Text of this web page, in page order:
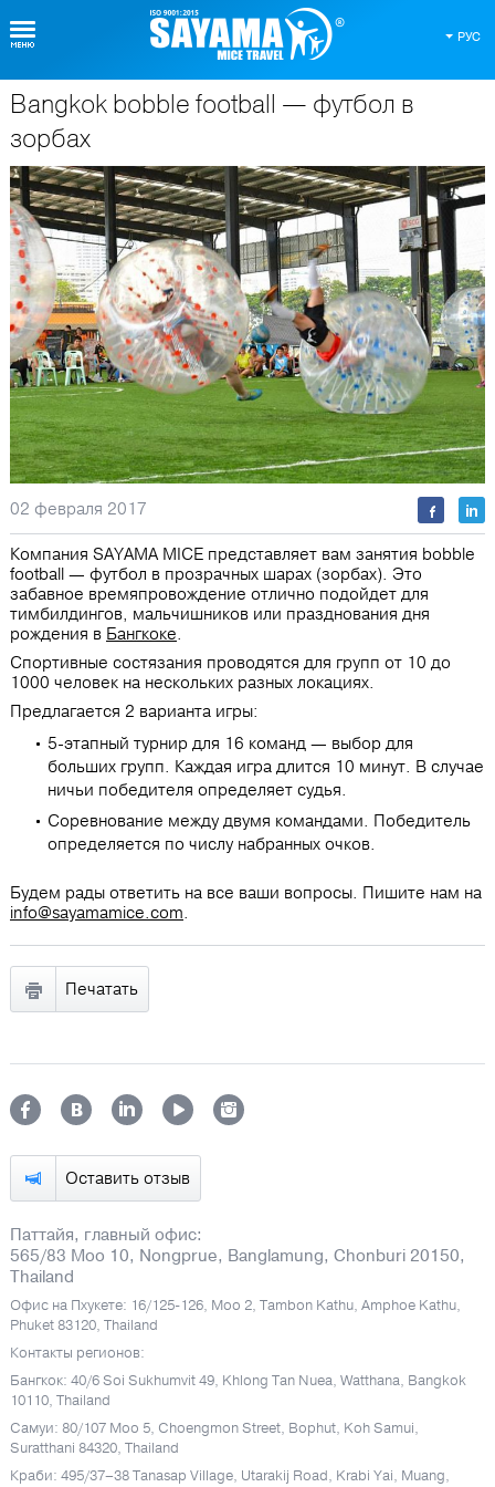
РУС
О Таиланде
Оставить отзыв
Паттайя, главный офис:
565/83 Moo 10, Nongprue, Banglamung, Chonburi 20150,
Thailand
Офис на Пхукете: 16/125-126, Moo 2, Tambon Kathu, Amphoe Kathu,
Phuket 83120, Thailand
Контакты регионов:
Бангкок: 40/6 Soi Sukhumvit 49, Khlong Tan Nuea, Watthana, Bangkok
10110, Thailand
Самуи: 80/107 Moo 5, Choengmon Street, Bophut, Koh Samui,
Suratthani 84320, Thailand
Краби: 495/37–38 Tanasap Village, Utarakij Road, Krabi Yai, Muang,
Bangkok bobble football — футбол в
зорбах
02 февраля 2017
Компания SAYAMA MICE представляет вам занятия bobble
football ― футбол в прозрачных шарах (зорбах). Это
забавное времяпровождение отлично подойдет для
тимбилдингов, мальчишников или празднования дня
рождения в Бангкоке.
Спортивные состязания проводятся для групп от 10 до
1000 человек на нескольких разных локациях.
Предлагается 2 варианта игры:
5-этапный турнир для 16 команд — выбор для
больших групп. Каждая игра длится 10 минут. В случае
ничьи победителя определяет судья.
Соревнование между двумя командами. Победитель
определяется по числу набранных очков.
Будем рады ответить на все ваши вопросы. Пишите нам на
info@sayamamice.com.
Печатать